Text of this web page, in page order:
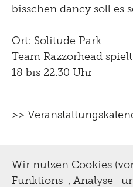
bisschen dancy soll es
Ort: Solitude Park
Team Razzorhead
18 bis 22.30 Uhr
>>
Wir nutzen Cookies
Funktions-, Analyse-